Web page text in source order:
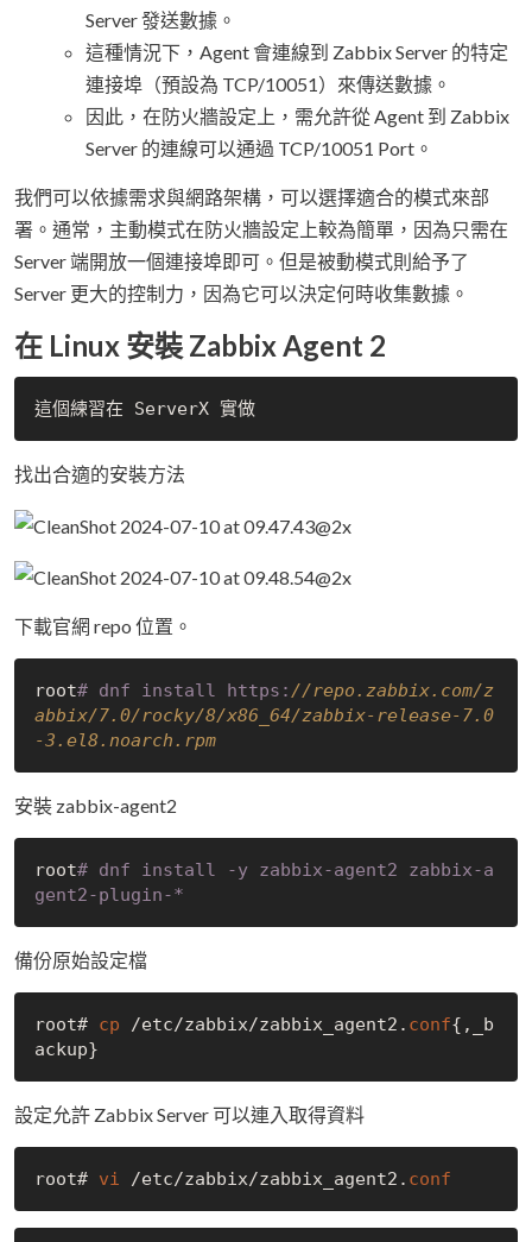
Server 發送數據。
這種情況下，Agent 會連線到 Zabbix Server 的特定
連接埠（預設為 TCP/10051）來傳送數據。
因此，在防火牆設定上，需允許從 Agent 到 Zabbix
Server 的連線可以通過 TCP/10051 Port。
我們可以依據需求與網路架構，可以選擇適合的模式來部
署。通常，主動模式在防火牆設定上較為簡單，因為只需在
Server 端開放一個連接埠即可。但是被動模式則給予了
Server 更大的控制力，因為它可以決定何時收集數據。
在 Linux 安裝 Zabbix Agent 2
這個練習在 ServerX 實做
找出合適的安裝方法
下載官網 repo 位置。
root# dnf install https: //repo.zabbix.com/z
abbix/7.0/rocky/8/x86_64/zabbix-release-7.0
-3.el8.noarch.rpm
安裝 zabbix-agent2
root# dnf install -y zabbix-agent2 zabbix-a
gent2-plugin-*
備份原始設定檔
root# cp /etc/zabbix/zabbix_agent2. conf{,_b
設定允許 Zabbix Server 可以連入取得資料
root# vi /etc/zabbix/zabbix_agent2. conf